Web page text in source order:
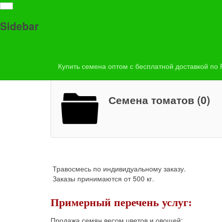
Sidebar
Купить семена оптом с бесплатной доставкой по
Семена томатов (0)
Травосмесь по индивидуальному заказу.
Заказы принимаются от 500 кг.
Примерный перечень услуг:
Продажа семян весом цветов и овощей;